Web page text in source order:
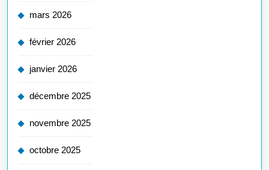
mars 2026
février 2026
janvier 2026
décembre 2025
novembre 2025
octobre 2025